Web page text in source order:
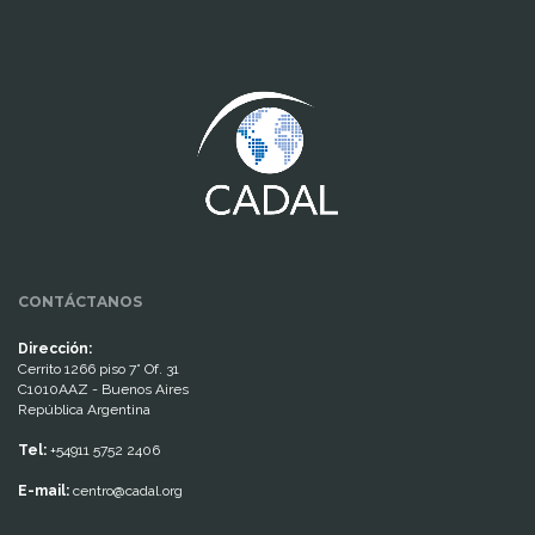
CONTÁCTANOS
Dirección:
Cerrito 1266 piso 7° Of. 31
C1010AAZ - Buenos Aires
República Argentina
Tel: +54911 5752 2406
E-mail: centro@cadal.org